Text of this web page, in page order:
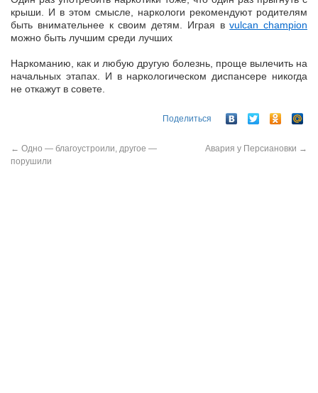
крыши. И в этом смысле, наркологи рекомендуют родителям
быть внимательнее к своим детям. Играя вvulcan champion
можно быть лучшим среди лучших
Наркоманию, как и любую другую болезнь, проще вылечить на
начальных этапах. И в наркологическом диспансере никогда
не откажут в совете.
Поделиться
← Одно — благоустроили, другое —
порушили
Авария у Персиановки →